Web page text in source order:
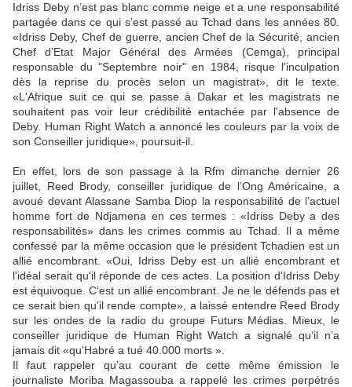
Idriss Deby n’est pas blanc comme neige et a une responsabilité
partagée dans ce qui s’est passé au Tchad dans les années 80.
«Idriss Deby, Chef de guerre, ancien Chef de la Sécurité, ancien
Chef d’Etat Major Général des Armées (Cemga), principal
responsable du "Septembre noir" en 1984, risque l'inculpation
dès la reprise du procès selon un magistrat», dit le texte.
«L'Afrique suit ce qui se passe à Dakar et les magistrats ne
souhaitent pas voir leur crédibilité entachée par l'absence de
Deby. Human Right Watch a annoncé les couleurs par la voix de
son Conseiller juridique», poursuit-il.
En effet, lors de son passage à la Rfm dimanche dernier 26
juillet, Reed Brody, conseiller juridique de l’Ong Américaine, a
avoué devant Alassane Samba Diop la responsabilité de l’actuel
homme fort de Ndjamena en ces termes : «Idriss Deby a des
responsabilités» dans les crimes commis au Tchad. Il a même
confessé par la même occasion que le président Tchadien est un
allié encombrant. «Oui, Idriss Deby est un allié encombrant et
l'idéal serait qu'il réponde de ces actes. La position d'Idriss Deby
est équivoque. C’est un allié encombrant. Je ne le défends pas et
ce serait bien qu'il rende compte», a laissé entendre Reed Brody
sur les ondes de la radio du groupe Futurs Médias. Mieux, le
conseiller juridique de Human Right Watch a signalé qu’il n’a
jamais dit «qu'Habré a tué 40.000 morts ».
Il faut rappeler qu’au courant de cette même émission le
journaliste Moriba Magassouba a rappelé les crimes perpétrés